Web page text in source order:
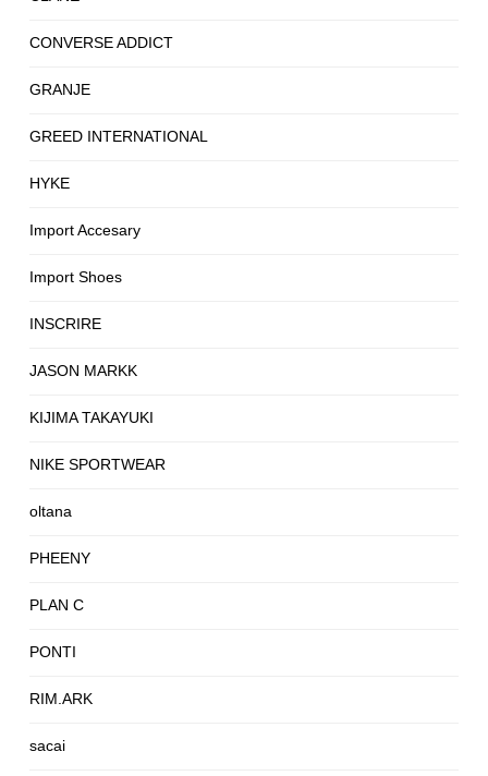
CONVERSE ADDICT
GRANJE
GREED INTERNATIONAL
HYKE
Import Accesary
Import Shoes
INSCRIRE
JASON MARKK
KIJIMA TAKAYUKI
NIKE SPORTWEAR
oltana
PHEENY
PLAN C
PONTI
RIM.ARK
sacai